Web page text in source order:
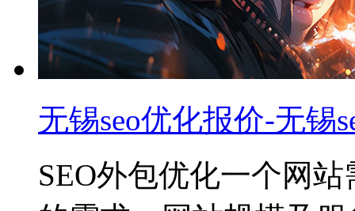
无锡seo优化报价-无锡
SEO外包优化一个网